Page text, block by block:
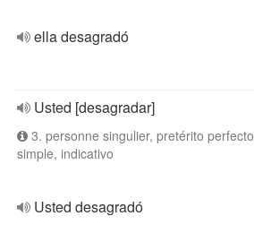
ella desagradó
Usted [desagradar]
3. personne singulier, pretérito perfecto
simple, indicativo
Usted desagradó